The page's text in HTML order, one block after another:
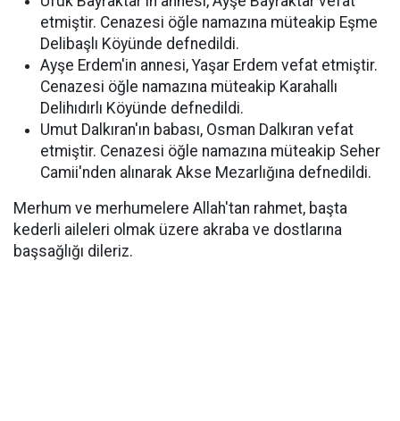
etmiştir. Cenazesi öğle namazına müteakip Eşme
Delibaşlı Köyünde defnedildi.
Ayşe Erdem'in annesi, Yaşar Erdem vefat etmiştir.
Cenazesi öğle namazına müteakip Karahallı
Delihıdırlı Köyünde defnedildi.
Umut Dalkıran'ın babası, Osman Dalkıran vefat
etmiştir. Cenazesi öğle namazına müteakip Seher
Camii'nden alınarak Akse Mezarlığına defnedildi.
Merhum ve merhumelere Allah'tan rahmet, başta
kederli aileleri olmak üzere akraba ve dostlarına
başsağlığı dileriz.